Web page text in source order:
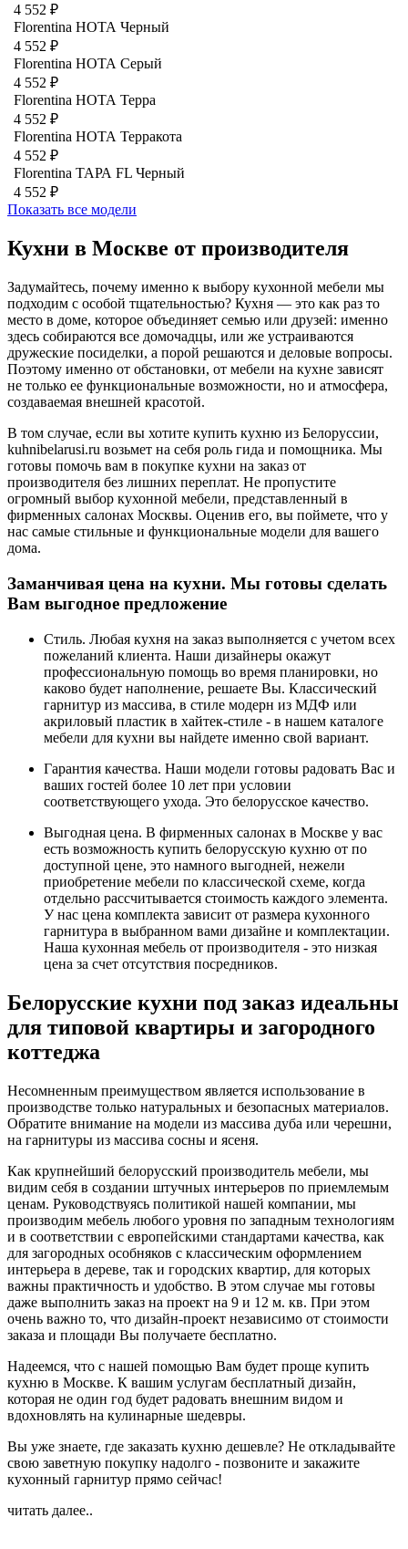
4 552 ₽
Florentina НОТА Черный
4 552 ₽
Florentina НОТА Серый
4 552 ₽
Florentina НОТА Терра
4 552 ₽
Florentina НОТА Терракота
4 552 ₽
Florentina ТАРА FL Черный
4 552 ₽
Показать все модели
Кухни в Москве от производителя
Задумайтесь, почему именно к выбору кухонной мебели мы
подходим с особой тщательностью? Кухня — это как раз то
место в доме, которое объединяет семью или друзей: именно
здесь собираются все домочадцы, или же устраиваются
дружеские посиделки, а порой решаются и деловые вопросы.
Поэтому именно от обстановки, от мебели на кухне зависят
не только ее функциональные возможности, но и атмосфера,
создаваемая внешней красотой.
В том случае, если вы хотите купить кухню из Белоруссии,
kuhnibelarusi.ru возьмет на себя роль гида и помощника. Мы
готовы помочь вам в покупке кухни на заказ от
производителя без лишних переплат. Не пропустите
огромный выбор кухонной мебели, представленный в
фирменных салонах Москвы. Оценив его, вы поймете, что у
нас самые стильные и функциональные модели для вашего
дома.
Заманчивая цена на кухни. Мы готовы сделать
Вам выгодное предложение
Стиль. Любая кухня на заказ выполняется с учетом всех
пожеланий клиента. Наши дизайнеры окажут
профессиональную помощь во время планировки, но
каково будет наполнение, решаете Вы. Классический
гарнитур из массива, в стиле модерн из МДФ или
акриловый пластик в хайтек-стиле - в нашем каталоге
мебели для кухни вы найдете именно свой вариант.
Гарантия качества. Наши модели готовы радовать Вас и
ваших гостей более 10 лет при условии
соответствующего ухода. Это белорусское качество.
Выгодная цена. В фирменных салонах в Москве у вас
есть возможность купить белорусскую кухню от по
доступной цене, это намного выгодней, нежели
приобретение мебели по классической схеме, когда
отдельно рассчитывается стоимость каждого элемента.
У нас цена комплекта зависит от размера кухонного
гарнитура в выбранном вами дизайне и комплектации.
Наша кухонная мебель от производителя - это низкая
цена за счет отсутствия посредников.
Белорусские кухни под заказ идеальны
для типовой квартиры и загородного
коттеджа
Несомненным преимуществом является использование в
производстве только натуральных и безопасных материалов.
Обратите внимание на модели из массива дуба или черешни,
на гарнитуры из массива сосны и ясеня.
Как крупнейший белорусский производитель мебели, мы
видим себя в создании штучных интерьеров по приемлемым
ценам. Руководствуясь политикой нашей компании, мы
производим мебель любого уровня по западным технологиям
и в соответствии с европейскими стандартами качества, как
для загородных особняков с классическим оформлением
интерьера в дереве, так и городских квартир, для которых
важны практичность и удобство. В этом случае мы готовы
даже выполнить заказ на проект на 9 и 12 м. кв. При этом
очень важно то, что дизайн-проект независимо от стоимости
заказа и площади Вы получаете бесплатно.
Надеемся, что с нашей помощью Вам будет проще купить
кухню в Москве. К вашим услугам бесплатный дизайн,
которая не один год будет радовать внешним видом и
вдохновлять на кулинарные шедевры.
Вы уже знаете, где заказать кухню дешевле? Не откладывайте
свою заветную покупку надолго - позвоните и закажите
кухонный гарнитур прямо сейчас!
читать далее..